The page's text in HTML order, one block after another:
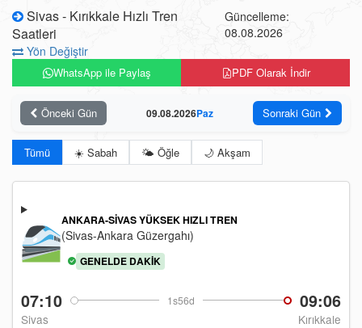
Sivas - Kırıkkale Hızlı Tren
Saatleri
Yön Değiştir
Güncelleme:
08.08.2026
WhatsApp ile Paylaş PDF Olarak İndir
Önceki Gün 09.08.2026Paz Sonraki Gün
Tümü ☀️ Sabah 🌤️ Öğle 🌙 Akşam
07:10 1s56d 09:06
Sivas Kırıkkale
ANKARA-SIVAS YÜKSEK HIZLI TREN
(Sivas-Ankara Güzergahı)
GENELDE DAKIK